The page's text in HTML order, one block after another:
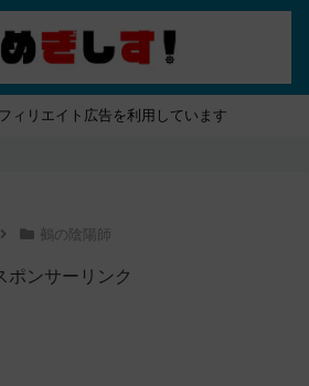
ィリエイト広告を利用しています
鵺の陰陽師
ポンサーリンク